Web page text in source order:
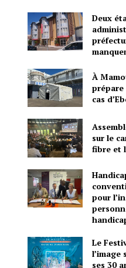
Deux
À
prépare
cas
sur le
fibre et
pour
Le
l’image
ses 30